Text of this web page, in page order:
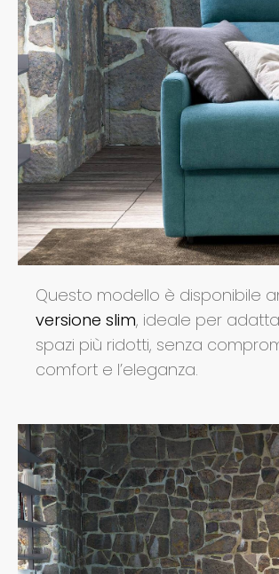
Questo modello è disponibile
versione slim, ideale per
spazi più ridotti, senza
comfort e l’eleganza.